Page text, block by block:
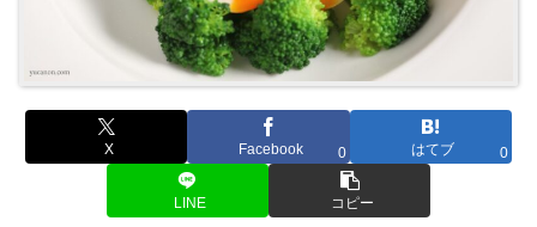
X Facebook 0 はてブ 0
LINE コピー